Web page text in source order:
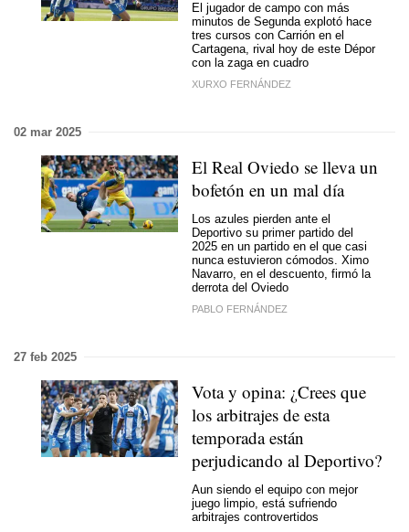
El jugador de campo con más
minutos de Segunda explotó hace
tres cursos con Carrión en el
Cartagena, rival hoy de este Dépor
con la zaga en cuadro
XURXO FERNÁNDEZ
02 mar 2025
El Real Oviedo se lleva un
bofetón en un mal día
Los azules pierden ante el
Deportivo su primer partido del
2025 en un partido en el que casi
nunca estuvieron cómodos. Ximo
Navarro, en el descuento, firmó la
derrota del Oviedo
PABLO FERNÁNDEZ
27 feb 2025
Vota y opina: ¿Crees que
los arbitrajes de esta
temporada están
perjudicando al Deportivo?
Aun siendo el equipo con mejor
juego limpio, está sufriendo
arbitrajes controvertidos